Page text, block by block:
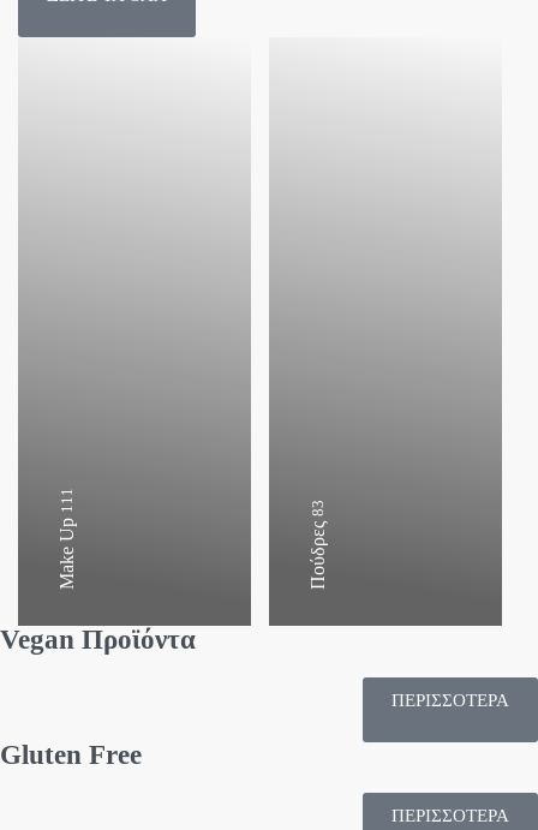
Make Up
111
Πούδρες
83
Vegan Προϊόντα
ΠΕΡΙΣΣΟΤΕΡΑ
Gluten Free
ΠΕΡΙΣΣΟΤΕΡΑ